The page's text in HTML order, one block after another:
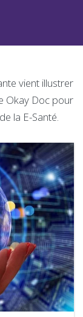
vient illustrer
Okay Doc pour
la E-Santé.